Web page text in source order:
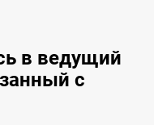
в ведущий
с